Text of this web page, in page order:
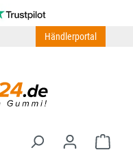
Händlerportal